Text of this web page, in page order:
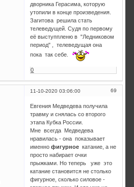
дворника Герасима, которую
утопили в конце произведения.
Загитова решила стать
телеведущей. Судя по первому
её выступпленю в "Ледниковом
период" , телеведущая она
пока так себе.
0
69
11-10-2020 03:06:00
Евгения Медведева получила
травму и снялась со второго
этапа Кубка России.
Мне всегда Медведева
нравилась - она показывает
именнофигурноекатание, а не
просто набирает очки
прыжками. Но теперь уже это
катание становится не столько
фигурное, сколько силовое -